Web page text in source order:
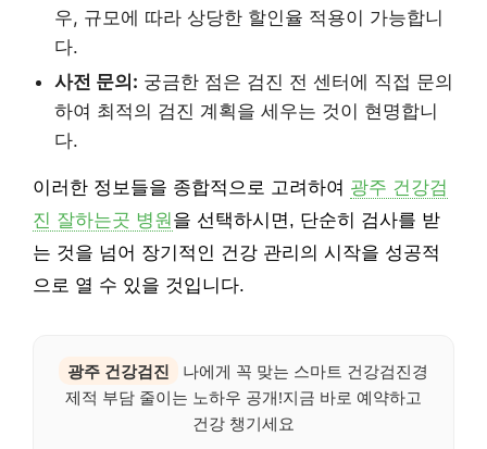
우, 규모에 따라 상당한 할인율 적용이 가능합니
다.
사전 문의: 궁금한 점은 검진 전 센터에 직접 문의
하여 최적의 검진 계획을 세우는 것이 현명합니
다.
이러한 정보들을 종합적으로 고려하여 광주 건강검
진 잘하는곳 병원 을 선택하시면, 단순히 검사를 받
는 것을 넘어 장기적인 건강 관리의 시작을 성공적
으로 열 수 있을 것입니다.
광주 건강검진
나에게 꼭 맞는 스마트 건강검진경
제적 부담 줄이는 노하우 공개!지금 바로 예약하고
건강 챙기세요